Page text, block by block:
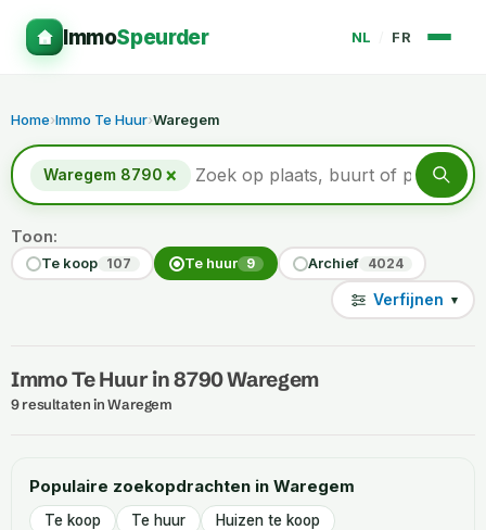
ImmoSpeurder NL FR
Home›Immo Te Huur›Waregem
Waregem 8790 ×
Toon:
Te koop 107 Te huur 9 Archief 4024
Verfijnen ▾
Immo Te Huur in 8790 Waregem
9 resultaten in Waregem
Populaire zoekopdrachten in Waregem
Te koop Te huur
Huizen te koop